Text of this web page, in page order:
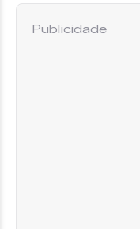
Publicidade